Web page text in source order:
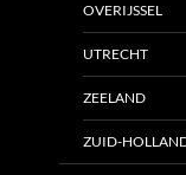
OVERIJSSEL
UTRECHT
ZEELAND
ZUID-